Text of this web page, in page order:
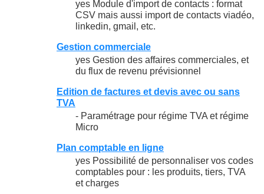
yes Module d'import de contacts : format
CSV mais aussi import de contacts viadéo,
linkedin, gmail, etc.
Gestion commerciale
yes Gestion des affaires commerciales, et
du flux de revenu prévisionnel
Edition de factures et devis avec ou sans
TVA
- Paramétrage pour régime TVA et régime
Micro
Plan comptable en ligne
yes Possibilité de personnaliser vos codes
comptables pour : les produits, tiers, TVA
et charges